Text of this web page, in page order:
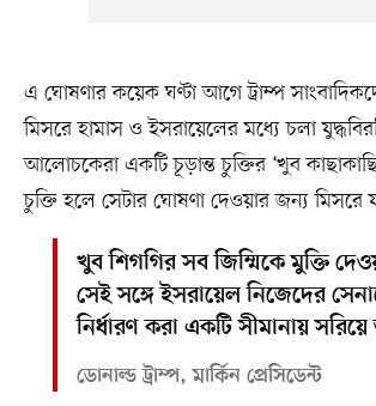
এ ঘোষণার কয়েক ঘণ্টা আগে ট্রাম্প
মিসরে হামাস ও ইসরায়েলের মধ্যে চলা
আলোচকেরা একটি চূড়ান্ত চুক্তির ‘খুব
চুক্তি হলে সেটার ঘোষণা দেওয়ার জন্য মিসরে
খুব শিগগির সব জিম্মিকে মুক্তি
সেই সঙ্গে ইসরায়েল নিজেদের
নির্ধারণ করা একটি সীমানায়
ডোনাল্ড ট্রাম্প, মার্কিন প্রেসিডেন্ট